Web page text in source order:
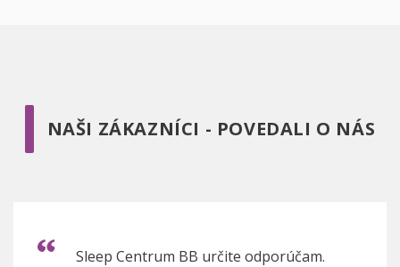
NAŠI ZÁKAZNÍCI - POVEDALI O NÁS
Sleep Centrum BB určite odporúčam.